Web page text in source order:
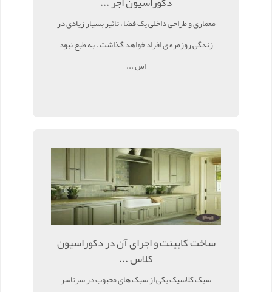
معماری و طراحی داخلی یک فضا ، تاثیر بسیار زیادی در
زندگی روزمره ی افراد خواهد گذاشت . به طبع نبود
اس ...
ساخت کابینت و اجرای آن در دکوراسیون
کلاس ...
سبک کلاسیک یکی از سبک های محبوب در سرتاسر